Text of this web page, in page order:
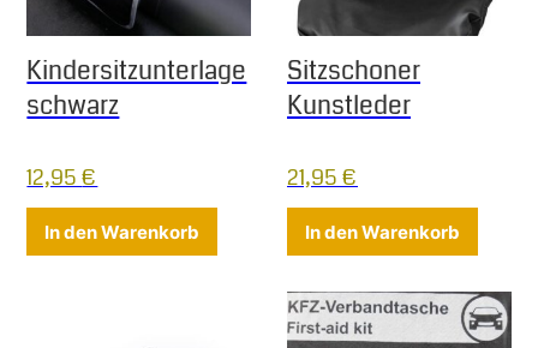
Kindersitzunterlage
schwarz
12,95€
In den Warenkorb
Sitzschoner
Kunstleder
21,95€
In den Warenkorb